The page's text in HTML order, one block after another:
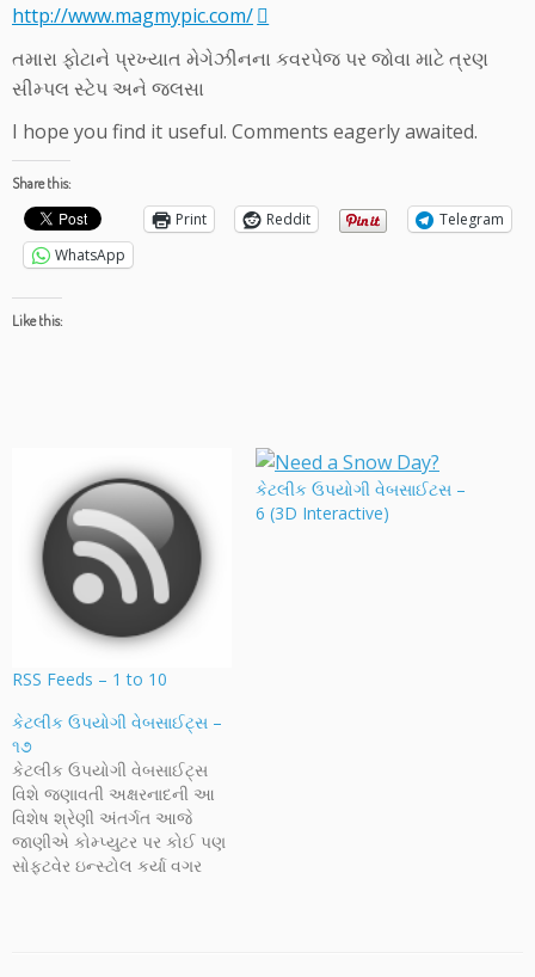
http://www.magmypic.com/
તમારા ફોટાને પ્રખ્યાત મેગેઝીનના કવરપેજ પર જોવા માટે ત્રણ
સીમ્પલ સ્ટેપ અને જલસા
I hope you find it useful. Comments eagerly awaited.
Share this:
Print Reddit
Telegram
WhatsApp
Like this:
RSS Feeds – 1 to 10
કેટલીક ઉપયોગી વેબસાઈટસ –
6 (3D Interactive)
કેટલીક ઉપયોગી વેબસાઈટ્સ –
૧૭
કેટલીક ઉપયોગી વેબસાઈટ્સ
વિશે જણાવતી અક્ષરનાદની આ
વિશેષ શ્રેણી અંતર્ગત આજે
જાણીએ કોમ્પ્યુટર પર કોઈ પણ
સોફ્ટવેર ઇન્સ્ટોલ કર્યા વગર